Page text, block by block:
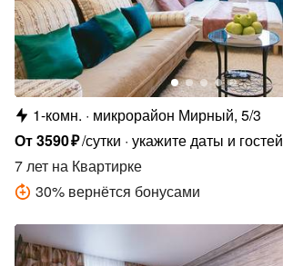
1-комн.
микрорайон Мирный, 5/3
От3590₽/сутки укажите даты и гостей
7 лет на Квартирке
30% вернётся бонусами